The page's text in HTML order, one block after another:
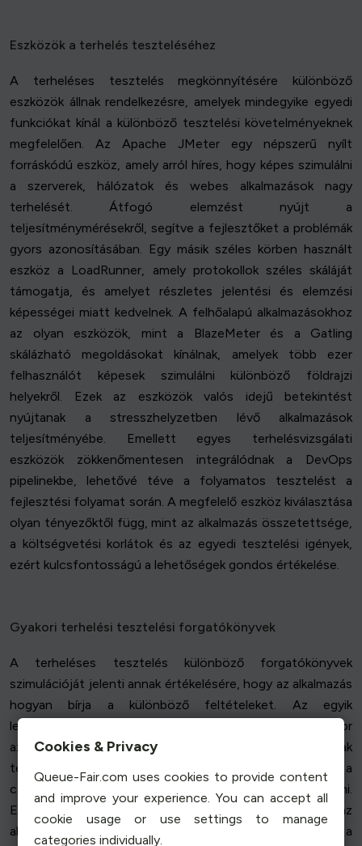
Eszközök a terhelés teszteléséhez
A terheléses tesztelés megkönnyítésére különböző
eszközök állnak rendelkezésre, amelyek mindegyike egyedi
funkciókat kínál a különböző tesztelési követelményeknek
megfelelően. Az Apache JMeter egy népszerű nyílt
forráskódú eszköz, amely arról híres, hogy képes szimulálni
a szerverek, hálózatok és webes alkalmazások nagy
terhelését. Átfogó elemzést nyújt a
teljesítménymérésekről, segítve a fejlesztőket a problémák
gyors azonosításában. Egy másik széles körben használt
eszköz a LoadRunner, amely protokollok széles skáláját
támogatja, és amelyet részletes jelentési és elemzési
képességei miatt kedvelnek. A felhőalapú alkalmazásokhoz
az olyan eszközök, mint a BlazeMeter és a Gatling
skálázható megoldásokat kínálnak, amelyek több ezer
felhasználót képesek szimulálni különböző földrajzi
helyekről. Ezek az eszközök valós idejű betekintést
nyújtanak a stresszhelyzetben lévő alkalmazások
teljesítményébe. Emellett egyes terhelésvizsgálati
eszközök zökkenőmentesen integrálódnak a DevOps
pipelinekbe, lehetővé téve a folyamatos tesztelést a
fejlesztési folyamat során. A megfelelő eszköz kiválasztása
olyan tényezőktől függ, mint az alkalmazás összetettsége,
a költségvetési korlátok és az egyedi tesztelési igények,
ezért kulcsfontosságú a lehetőségek gondos értékelése.
Gyakori terhelési tesztelési forgatókönyvek
A terheléses tesztelés különböző forgatókönyvek
szimulációját jelenti annak értékelésére, hogy az alkalmazás
hogyan bírja a különböző feltételeket. Az egyik
leggyakoribb forgatókönyv a "csúcsterhelési teszt", amikor
az alkalmazást a várható maximális számú felhasználónak
teszik ki, hogy megbizonyosodjon arról, hogy a
csúcsforgalmat teljesítményproblémák nélkül képes kezelni.
Egy másik forgatókönyv a "töréspont-teszt", amely az
alkalmazást a határai közé szorítja, hogy megállapítsa azt a
Cookies & Privacy
Queue-Fair.com uses cookies to provide content
and improve your experience. You can accept all
cookie usage or use settings to manage
categories individually.